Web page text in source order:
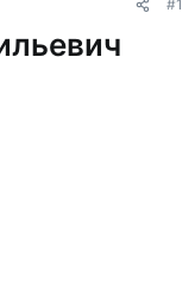
#1